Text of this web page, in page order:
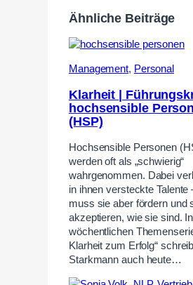
Ähnliche Beiträge
Management, Personal
Klarheit |
hochsensible
(HSP)
Hochsensible Personen
werden oft als „schwierig“
wahrgenommen. Dabei
in ihnen versteckte Talente
muss sie aber fördern und
akzeptieren, wie sie sind.
wöchentlichen
Klarheit zum Erfolg“
Starkmann auch heute…